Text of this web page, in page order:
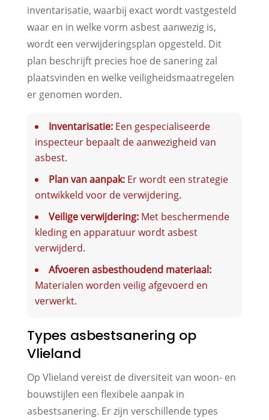
inventarisatie, waarbij exact wordt vastgesteld
waar en in welke vorm asbest aanwezig is,
wordt een verwijderingsplan opgesteld. Dit
plan beschrijft precies hoe de sanering zal
plaatsvinden en welke veiligheidsmaatregelen
er genomen worden.
Inventarisatie:Een gespecialiseerde
inspecteur bepaalt de aanwezigheid van
asbest.
Plan van aanpak:Er wordt een strategie
ontwikkeld voor de verwijdering.
Veilige verwijdering:Met beschermende
kleding en apparatuur wordt asbest
verwijderd.
Afvoeren asbesthoudend materiaal:
Materialen worden veilig afgevoerd en
verwerkt.
Types asbestsanering op
Vlieland
Op Vlieland vereist de diversiteit van woon- en
bouwstijlen een flexibele aanpak in
asbestsanering. Er zijn verschillende types